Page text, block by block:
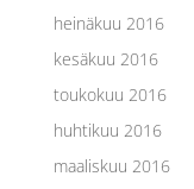
heinäkuu 2016
kesäkuu 2016
toukokuu 2016
huhtikuu 2016
maaliskuu 2016